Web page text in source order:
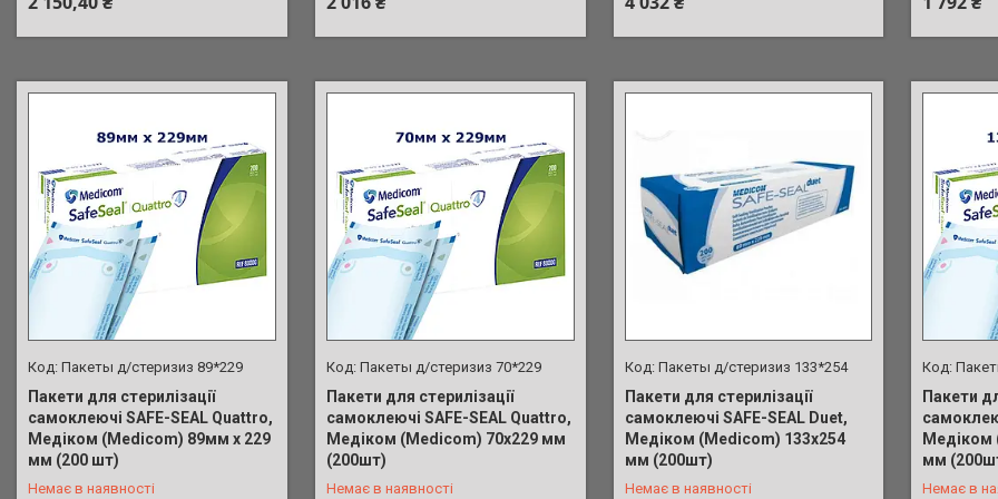
Пакеты д/стеризиз 89*229
Пакети для стерилізації
самоклеючі SAFE-SEAL Quattro,
Медіком (Medicom) 89мм х 229
мм (200 шт)
Немає в наявності
+380 (98) 902-01-17
Пакеты д/стеризиз 70*229
Пакети для стерилізації
самоклеючі SAFE-SEAL Quattro,
Медіком (Medicom) 70х229 мм
(200шт)
Немає в наявності
+380 (98) 902-01-17
Пакеты д/стеризиз 133*254
Пакети для стерилізації
самоклеючі SAFE-SEAL Duet,
Медіком (Medicom) 133х254
мм (200шт)
Немає в наявності
+380 (98) 902-01-17
Пакети
Медіком
мм
Немає в
+380 (98)